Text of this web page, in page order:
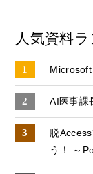
人気資料
Microsoft
AI医事課
脱
う！ ～